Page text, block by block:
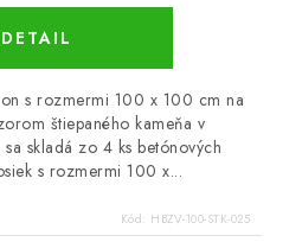
DETAIL
s rozmermi 100 x 100 cm na
štiepaného kameňa v
skladá zo 4 ks betónových
s rozmermi 100 x...
Kód: HBZV-100-STK-025